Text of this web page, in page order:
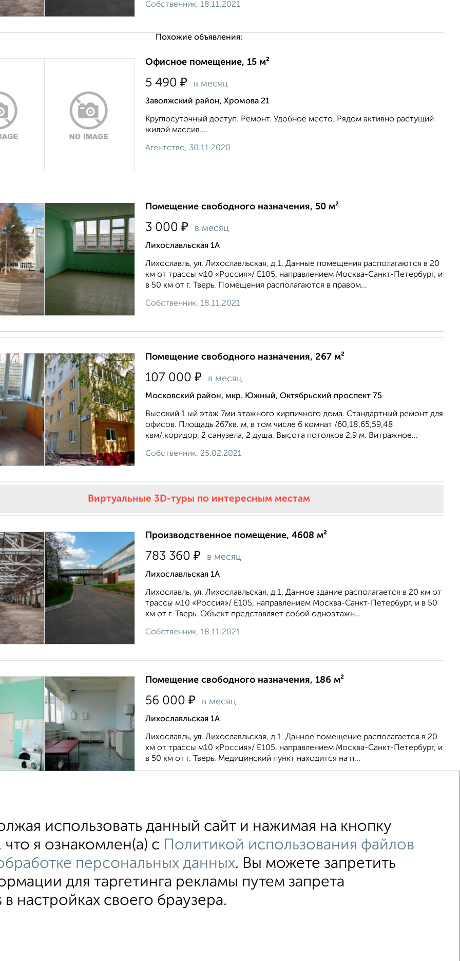
Собственник, 18.11.2021
Похожие объявления:
Офисное помещение, 15 м²
5 490 ₽ в месяц
Заволжский район, Хромова 21
Круглосуточный доступ. Ремонт. Удобное место. Рядом активно растущий
жилой массив....
Агентство, 30.11.2020
Помещение свободного назначения, 50 м²
3 000 ₽ в месяц
Лихославльская 1А
Лихославль, ул. Лихославльская, д.1. Данные помещения располагаются в 20
км от трассы м10 «Россия»/ Е105, направлением Москва-Санкт-Петербург, и
в 50 км от г. Тверь. Помещения располагаются в правом...
Собственник, 18.11.2021
Помещение свободного назначения, 267 м²
107 000 ₽ в месяц
Московский район, мкр. Южный, Октябрьский проспект 75
Высокий 1 ый этаж 7ми этажного кирпичного дома. Стандартный ремонт для
офисов. Площадь 267кв. м, в том числе 6 комнат /60,18,65,59,48
квм/,коридор, 2 санузела, 2 душа. Высота потолков 2,9 м. Витражное...
Собственник, 25.02.2021
Виртуальные 3D-туры по интересным местам
Производственное помещение, 4608 м²
783 360 ₽ в месяц
Лихославльская 1А
Лихославль, ул. Лихославльская, д.1. Данное здание располагается в 20 км от
трассы м10 «Россия»/ Е105, направлением Москва-Санкт-Петербург, и в 50
км от г. Тверь. Объект представляет собой одноэтажн...
Собственник, 18.11.2021
Помещение свободного назначения, 186 м²
56 000 ₽ в месяц
Лихославльская 1А
Лихославль, ул. Лихославльская, д.1. Данное помещение располагается в 20
км от трассы м10 «Россия»/ Е105, направлением Москва-Санкт-Петербург, и
в 50 км от г. Тверь. Медицинский пункт находится на п...
Помещение свободного назначения Складское помещение Производственное помещение
использовать данный сайт и нажимая на кнопку
я ознакомлен(а) с
Политикой использования файлов
персональных данных. Вы можете запретить
для таргетинга рекламы путем запрета
настройках своего браузера.